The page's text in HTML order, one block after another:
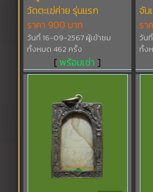
วัดตะเฆ่ค่าย รุ่นแรก
ราคา 900 บาท
วันที่ 16-09-2567 ผู้เข้าชม
ทั้งหมด 462 ครั้ง
[พร้อมเช่า ]
จัน
รา
วัน
ทั้ง